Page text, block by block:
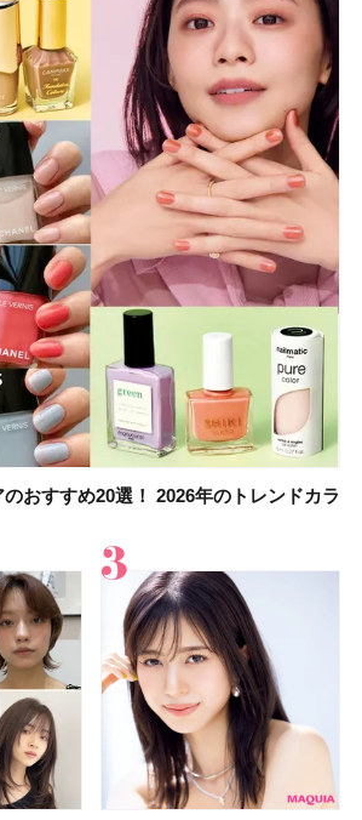
のおすすめ20選！ 2026年のトレンドカラ
ピ買い「ブライトニング」14選！ 透明肌
のおすすめ20選！ 2026年のトレンドカラ
フレグランス」ランキングTOP5！＜美
トサプリ８選】食べすぎた日をサポー
…
めのウルフカット10選！ レングス別に人
容Q&A】顔用コスメで全身ケア！「お尻
ライトカラーシーラーを全色レビュー！